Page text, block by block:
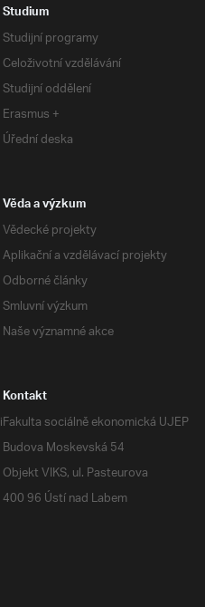
Studium
Studijní programy
Celoživotní vzdělávání
Studijní oddělení
Erasmus +
Úřední deska
Věda a výzkum
Vědecké projekty
Aplikační a vzdělávací projekty
Odborné články
Smluvní výzkum
Naše významné akce
Kontakt
Fakulta sociálně ekonomická UJEP
Budova Moskevská 54
Objekt VIKS, ul. Pasteurova
400 96 Ústí nad Labem